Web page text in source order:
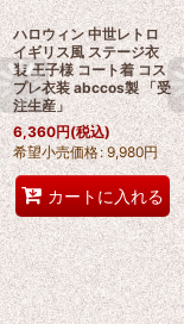
ハロウィン 中世レトロ
イギリス風 ステージ衣
装 王子様 コート着 コス
プレ衣装 abccos製 「受
注生産」
6,360円(税込)
希望小売価格: 9,980円
カートに入れる